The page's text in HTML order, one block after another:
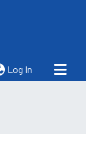
Log In (current)